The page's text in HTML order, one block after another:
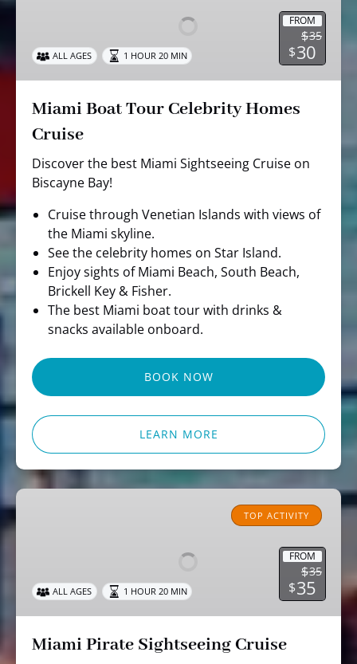
Cruise
FROM
$35
$30
ALL AGES 1 HOUR 20 MIN
Miami Boat Tour Celebrity Homes
Cruise
Discover the best Miami Sightseeing Cruise on
Biscayne Bay!
Cruise through Venetian Islands with views of
the Miami skyline.
See the celebrity homes on Star Island.
Enjoy sights of Miami Beach, South Beach,
Brickell Key & Fisher.
The best Miami boat tour with drinks &
snacks available onboard.
BOOK NOW
LEARN MORE
Miami
TOP ACTIVITY
FROM
$35
$35
ALL AGES 1 HOUR 20 MIN
Miami Pirate Sightseeing Cruise